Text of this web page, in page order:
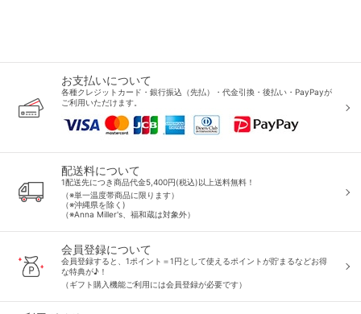
お支払いについて
各種クレジットカード・銀行振込（先払）・代金引換・後払い・PayPayが
ご利用いただけます。
配送料について
1配送先につき商品代金5,400円(税込)以上送料無料！
（※単一温度帯商品に限ります）
（※沖縄県を除く)
（※Anna Miller's、福和蔵は対象外）
会員登録について
会員登録すると、1ポイント＝1円として使えるポイントが貯まるなどお得
な特典が♪！
（ギフト購入機能ご利用には会員登録が必要です）